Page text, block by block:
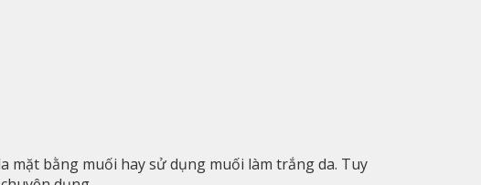
bằng muối hay sử dụng muối làm trắng da. Tuy